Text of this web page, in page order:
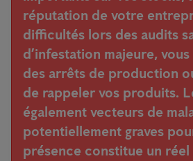
réputation de votre
difficultés lors des audits
d’infestation majeure,
des arrêts de production
de rappeler vos produits.
également vecteurs de
potentiellement graves
présence constitue un